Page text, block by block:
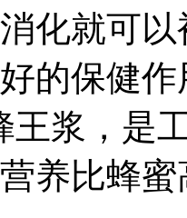
化就可
的保健
王浆，是
养比蜂